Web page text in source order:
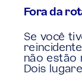
Fora da
Se você
não estão
Dois